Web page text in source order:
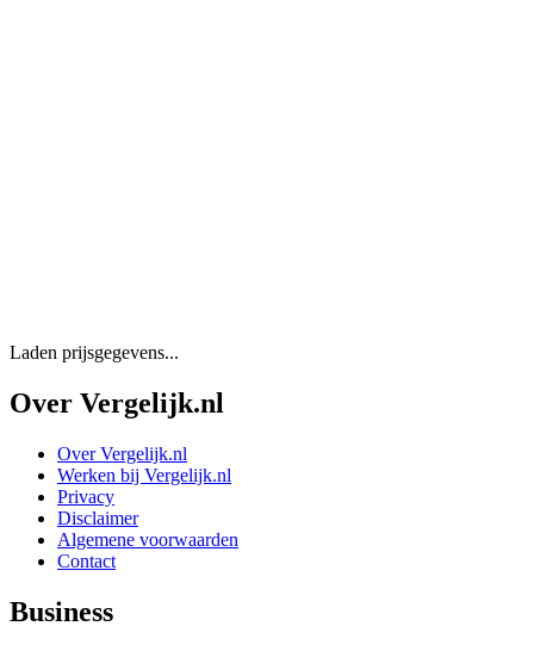
Laden prijsgegevens...
Over Vergelijk.nl
Over Vergelijk.nl
Werken bij Vergelijk.nl
Privacy
Disclaimer
Algemene voorwaarden
Contact
Business